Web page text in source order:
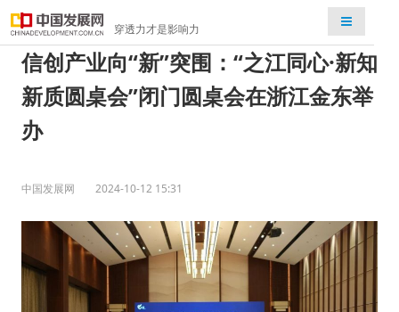
穿透力才是影响力
检索
信创产业向“新”突围：“之江同心·新知
新质圆桌会”闭门圆桌会在浙江金东举
办
中国发展网 2024-10-12 15:31